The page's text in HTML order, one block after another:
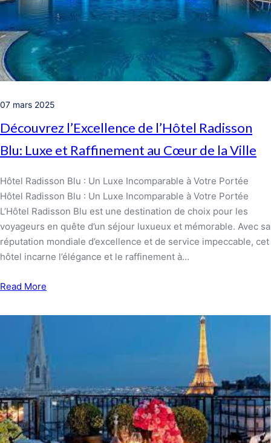
07 mars 2025
Découvrez l’Excellence de l’Hôtel Radisson
Blu: Luxe et Raffinement au Cœur de la Ville
Hôtel Radisson Blu : Un Luxe Incomparable à Votre Portée
Hôtel Radisson Blu : Un Luxe Incomparable à Votre Portée
L’Hôtel Radisson Blu est une destination de choix pour les
voyageurs en quête d’un séjour luxueux et mémorable. Avec sa
réputation mondiale d’excellence et de service impeccable, cet
hôtel incarne l’élégance et le raffinement à…
Read More